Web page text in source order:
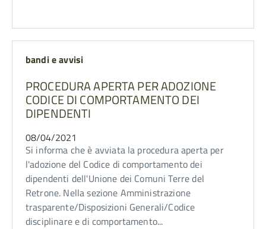
bandi e avvisi
PROCEDURA APERTA PER ADOZIONE
CODICE DI COMPORTAMENTO DEI
DIPENDENTI
08/04/2021
Si informa che è avviata la procedura aperta per
l'adozione del Codice di comportamento dei
dipendenti dell'Unione dei Comuni Terre del
Retrone. Nella sezione Amministrazione
trasparente/Disposizioni Generali/Codice
disciplinare e di comportamento...